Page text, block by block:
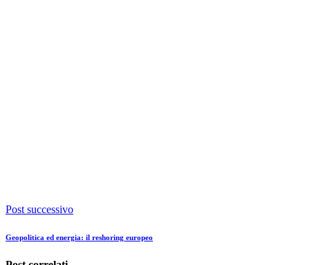
Post successivo
Geopolitica ed energia: il reshoring europeo